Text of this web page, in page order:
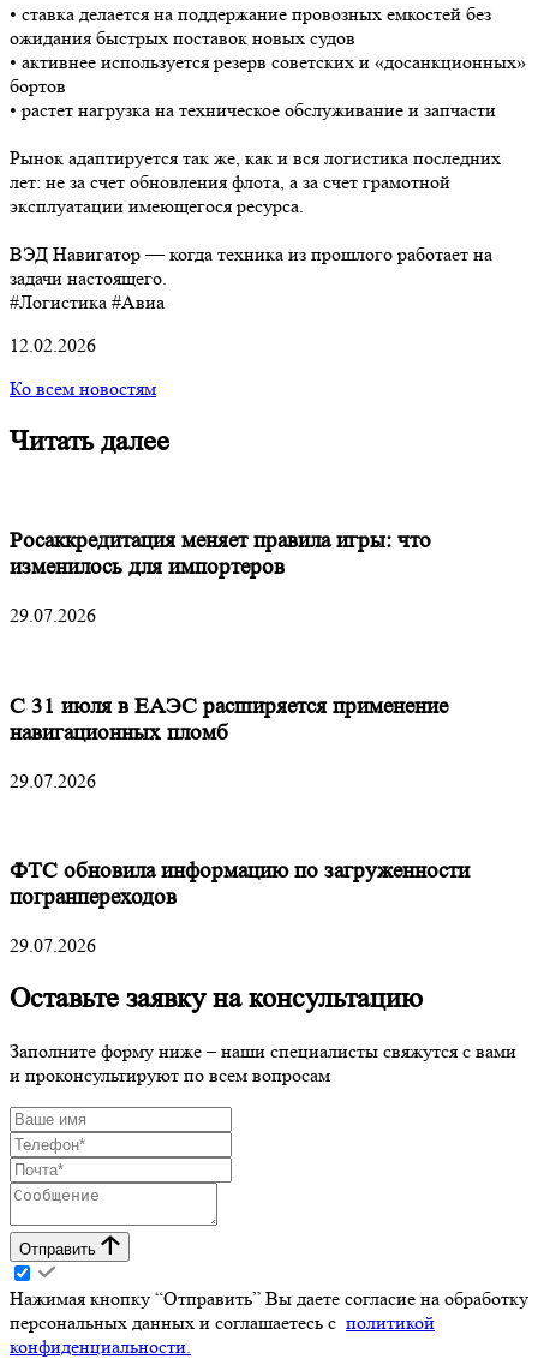
• ставка делается на поддержание провозных емкостей без
ожидания быстрых поставок новых судов
• активнее используется резерв советских и «досанкционных»
бортов
• растет нагрузка на техническое обслуживание и запчасти
Рынок адаптируется так же, как и вся логистика последних
лет: не за счет обновления флота, а за счет грамотной
эксплуатации имеющегося ресурса.
ВЭД Навигатор — когда техника из прошлого работает на
задачи настоящего.
#Логистика #Авиа
12.02.2026
Ко всем новостям
Читать далее
Росаккредитация меняет правила игры: что
изменилось для импортеров
29.07.2026
С 31 июля в ЕАЭС расширяется применение
навигационных пломб
29.07.2026
ФТС обновила информацию по загруженности
погранпереходов
29.07.2026
Оставьте заявку на консультацию
Заполните форму ниже – наши специалисты свяжутся с вами
и проконсультируют по всем вопросам
Отправить
Нажимая кнопку “Отправить” Вы даете согласие на обработку
персональных данных и соглашаетесь с политикой
конфиденциальности.